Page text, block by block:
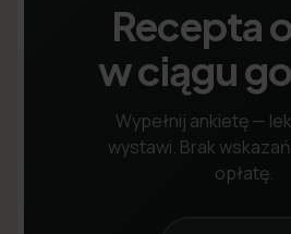
Recepta
w ciągu
Wypełnij ankietę —
wystawi. Brak
opłatę.